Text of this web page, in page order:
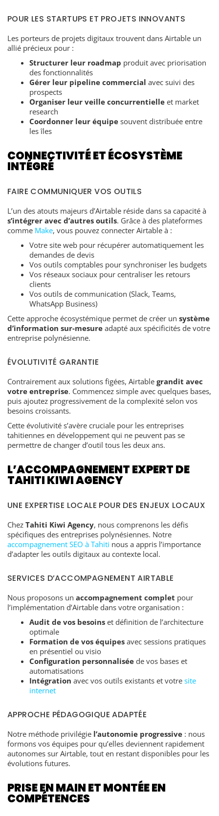
POUR LES STARTUPS ET PROJETS INNOVANTS
Les porteurs de projets digitaux trouvent dans Airtable un
allié précieux pour :
Structurer leur roadmap produit avec priorisation
des fonctionnalités
Gérer leur pipeline commercial avec suivi des
prospects
Organiser leur veille concurrentielle et market
research
Coordonner leur équipe souvent distribuée entre
les îles
CONNECTIVITÉ ET ÉCOSYSTÈME
INTÉGRÉ
FAIRE COMMUNIQUER VOS OUTILS
L’un des atouts majeurs d’Airtable réside dans sa capacité à
s’intégrer avec d’autres outils. Grâce à des plateformes
comme Make, vous pouvez connecter Airtable à :
Votre site web pour récupérer automatiquement les
demandes de devis
Vos outils comptables pour synchroniser les budgets
Vos réseaux sociaux pour centraliser les retours
clients
Vos outils de communication (Slack, Teams,
WhatsApp Business)
Cette approche écosystémique permet de créer un système
d’information sur-mesure adapté aux spécificités de votre
entreprise polynésienne.
ÉVOLUTIVITÉ GARANTIE
Contrairement aux solutions figées, Airtable grandit avec
votre entreprise. Commencez simple avec quelques bases,
puis ajoutez progressivement de la complexité selon vos
besoins croissants.
Cette évolutivité s’avère cruciale pour les entreprises
tahitiennes en développement qui ne peuvent pas se
permettre de changer d’outil tous les deux ans.
L’ACCOMPAGNEMENT EXPERT DE
TAHITI KIWI AGENCY
UNE EXPERTISE LOCALE POUR DES ENJEUX LOCAUX
Chez Tahiti Kiwi Agency, nous comprenons les défis
spécifiques des entreprises polynésiennes. Notre
accompagnement SEO à Tahiti nous a appris l’importance
d’adapter les outils digitaux au contexte local.
SERVICES D’ACCOMPAGNEMENT AIRTABLE
Nous proposons un accompagnement complet pour
l’implémentation d’Airtable dans votre organisation :
Audit de vos besoins et définition de l’architecture
optimale
Formation de vos équipes avec sessions pratiques
en présentiel ou visio
Configuration personnalisée de vos bases et
automatisations
Intégration avec vos outils existants et votre site
internet
APPROCHE PÉDAGOGIQUE ADAPTÉE
Notre méthode privilégie l’autonomie progressive : nous
formons vos équipes pour qu’elles deviennent rapidement
autonomes sur Airtable, tout en restant disponibles pour les
évolutions futures.
PRISE EN MAIN ET MONTÉE EN
COMPÉTENCES